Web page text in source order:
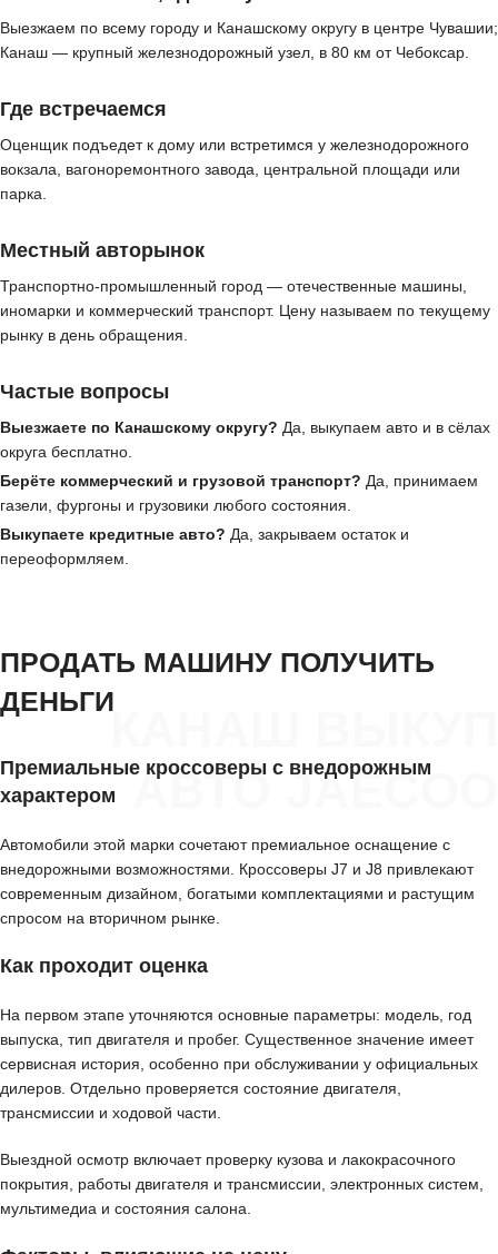
Выезжаем по всему городу и Канашскому округу в центре Чувашии;
Канаш — крупный железнодорожный узел, в 80 км от Чебоксар.
Где встречаемся
Оценщик подъедет к дому или встретимся у железнодорожного
вокзала, вагоноремонтного завода, центральной площади или
парка.
Местный авторынок
Транспортно-промышленный город — отечественные машины,
иномарки и коммерческий транспорт. Цену называем по текущему
рынку в день обращения.
Частые вопросы
Выезжаете по Канашскому округу? Да, выкупаем авто и в сёлах
округа бесплатно.
Берёте коммерческий и грузовой транспорт? Да, принимаем
газели, фургоны и грузовики любого состояния.
Выкупаете кредитные авто? Да, закрываем остаток и
переоформляем.
КАНАШ ВЫКУП
АВТО JAECOO
ПРОДАТЬ МАШИНУ ПОЛУЧИТЬ
ДЕНЬГИ
Премиальные кроссоверы с внедорожным
характером
Автомобили этой марки сочетают премиальное оснащение с
внедорожными возможностями. Кроссоверы J7 и J8 привлекают
современным дизайном, богатыми комплектациями и растущим
спросом на вторичном рынке.
Как проходит оценка
На первом этапе уточняются основные параметры: модель, год
выпуска, тип двигателя и пробег. Существенное значение имеет
сервисная история, особенно при обслуживании у официальных
дилеров. Отдельно проверяется состояние двигателя,
трансмиссии и ходовой части.
Выездной осмотр включает проверку кузова и лакокрасочного
покрытия, работы двигателя и трансмиссии, электронных систем,
мультимедиа и состояния салона.